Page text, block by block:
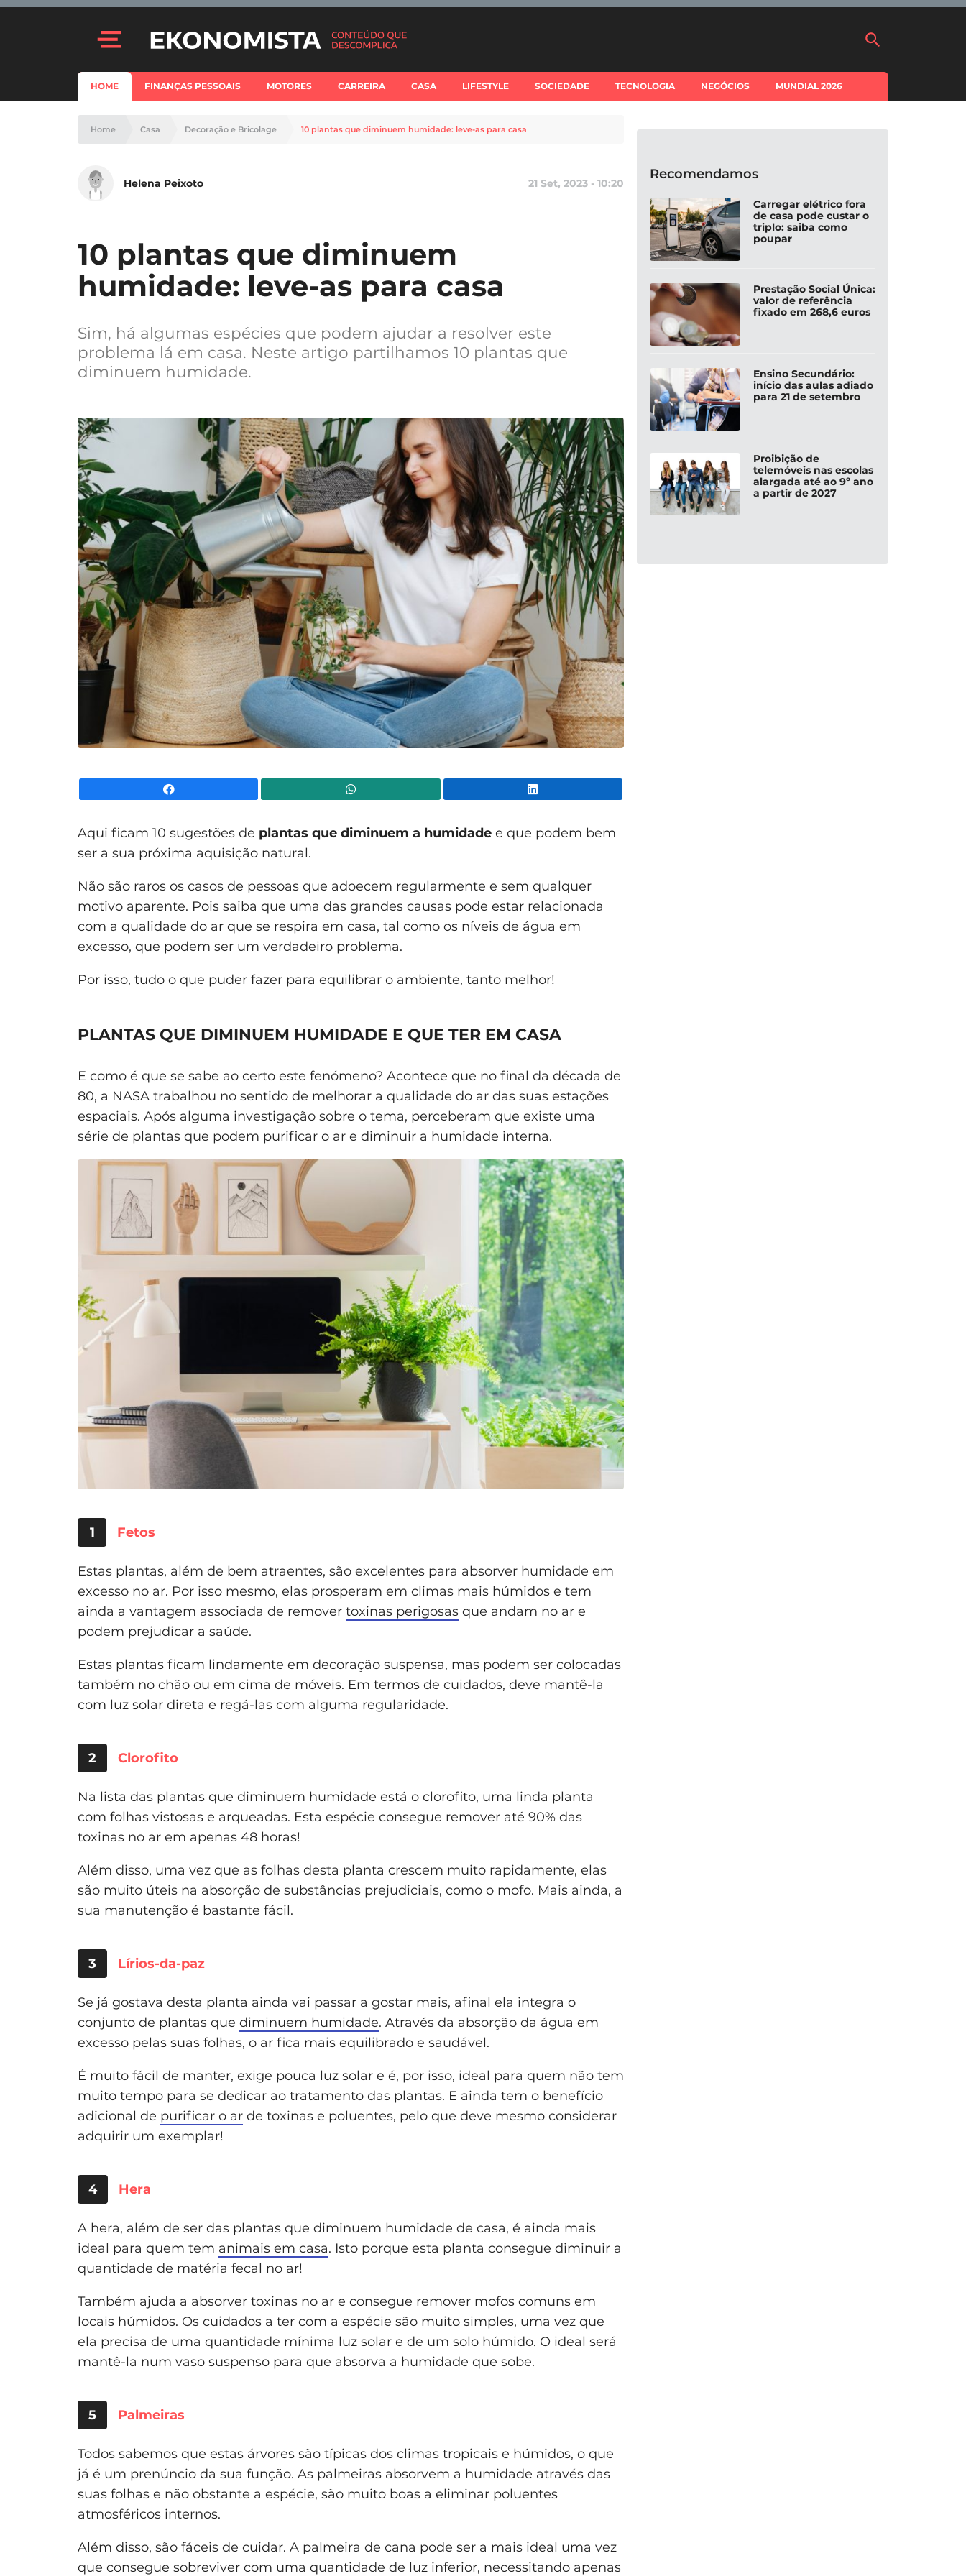
HOME FINANÇAS PESSOAIS MOTORES CARREIRA CASA LIFESTYLE SOCIEDADE TECNOLOGIA NEGÓCIOS MUNDIAL 2026
Home Casa Decoração e Bricolage 10 plantas que diminuem humidade: leve-as para casa
Helena Peixoto 21 Set, 2023 - 10:20
10 plantas que diminuem
humidade: leve-as para casa
Sim, há algumas espécies que podem ajudar a resolver este
problema lá em casa. Neste artigo partilhamos 10 plantas que
diminuem humidade.
Aqui ficam 10 sugestões de plantas que diminuem a humidade e que podem bem
ser a sua próxima aquisição natural.
Não são raros os casos de pessoas que adoecem regularmente e sem qualquer
motivo aparente. Pois saiba que uma das grandes causas pode estar relacionada
com a qualidade do ar que se respira em casa, tal como os níveis de água em
excesso, que podem ser um verdadeiro problema.
Por isso, tudo o que puder fazer para equilibrar o ambiente, tanto melhor!
PLANTAS QUE DIMINUEM HUMIDADE E QUE TER EM CASA
E como é que se sabe ao certo este fenómeno? Acontece que no final da década de
80, a NASA trabalhou no sentido de melhorar a qualidade do ar das suas estações
espaciais. Após alguma investigação sobre o tema, perceberam que existe uma
série de plantas que podem purificar o ar e diminuir a humidade interna.
1 Fetos
Estas plantas, além de bem atraentes, são excelentes para absorver humidade em
excesso no ar. Por isso mesmo, elas prosperam em climas mais húmidos e tem
ainda a vantagem associada de remover toxinas perigosas que andam no ar e
podem prejudicar a saúde.
Estas plantas ficam lindamente em decoração suspensa, mas podem ser colocadas
também no chão ou em cima de móveis. Em termos de cuidados, deve mantê-la
com luz solar direta e regá-las com alguma regularidade.
2 Clorofito
Na lista das plantas que diminuem humidade está o clorofito, uma linda planta
com folhas vistosas e arqueadas. Esta espécie consegue remover até 90% das
toxinas no ar em apenas 48 horas!
Além disso, uma vez que as folhas desta planta crescem muito rapidamente, elas
são muito úteis na absorção de substâncias prejudiciais, como o mofo. Mais ainda, a
sua manutenção é bastante fácil.
3 Lírios-da-paz
Se já gostava desta planta ainda vai passar a gostar mais, afinal ela integra o
conjunto de plantas que diminuem humidade. Através da absorção da água em
excesso pelas suas folhas, o ar fica mais equilibrado e saudável.
É muito fácil de manter, exige pouca luz solar e é, por isso, ideal para quem não tem
muito tempo para se dedicar ao tratamento das plantas. E ainda tem o benefício
adicional de purificar o ar de toxinas e poluentes, pelo que deve mesmo considerar
adquirir um exemplar!
4 Hera
A hera, além de ser das plantas que diminuem humidade de casa, é ainda mais
ideal para quem tem animais em casa. Isto porque esta planta consegue diminuir a
quantidade de matéria fecal no ar!
Também ajuda a absorver toxinas no ar e consegue remover mofos comuns em
locais húmidos. Os cuidados a ter com a espécie são muito simples, uma vez que
ela precisa de uma quantidade mínima luz solar e de um solo húmido. O ideal será
mantê-la num vaso suspenso para que absorva a humidade que sobe.
5 Palmeiras
Todos sabemos que estas árvores são típicas dos climas tropicais e húmidos, o que
já é um prenúncio da sua função. As palmeiras absorvem a humidade através das
suas folhas e não obstante a espécie, são muito boas a eliminar poluentes
atmosféricos internos.
Além disso, são fáceis de cuidar. A palmeira de cana pode ser a mais ideal uma vez
que consegue sobreviver com uma quantidade de luz inferior, necessitando apenas
Recomendamos
Carregar elétrico fora
de casa pode custar o
triplo: saiba como
poupar
Prestação Social Única:
valor de referência
fixado em 268,6 euros
Ensino Secundário:
início das aulas adiado
para 21 de setembro
Proibição de
telemóveis nas escolas
alargada até ao 9º ano
a partir de 2027